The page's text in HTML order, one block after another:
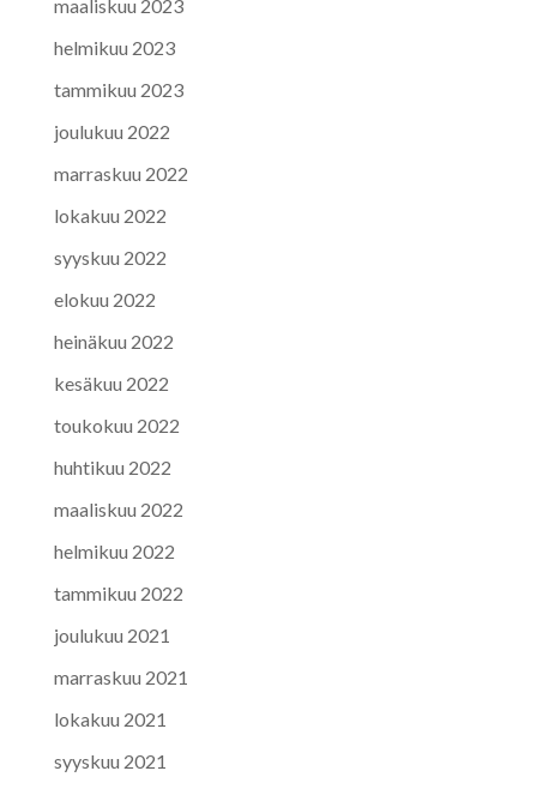
maaliskuu 2023
helmikuu 2023
tammikuu 2023
joulukuu 2022
marraskuu 2022
lokakuu 2022
syyskuu 2022
elokuu 2022
heinäkuu 2022
kesäkuu 2022
toukokuu 2022
huhtikuu 2022
maaliskuu 2022
helmikuu 2022
tammikuu 2022
joulukuu 2021
marraskuu 2021
lokakuu 2021
syyskuu 2021